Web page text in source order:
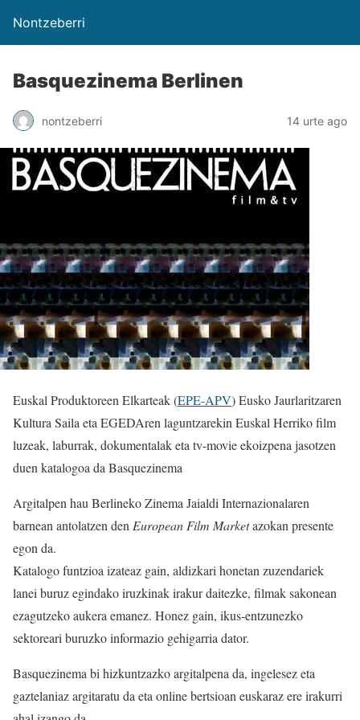
Nontzeberri
Basquezinema Berlinen
nontzeberri 14 urte ago
Euskal Produktoreen Elkarteak (EPE-APV) Eusko Jaurlaritzaren
Kultura Saila eta EGEDAren laguntzarekin Euskal Herriko film
luzeak, laburrak, dokumentalak eta tv-movie ekoizpena jasotzen
duen katalogoa da Basquezinema
Argitalpen hau Berlineko Zinema Jaialdi Internazionalaren
barnean antolatzen den European Film Marketazokan presente
egon da.
Katalogo funtzioa izateaz gain, aldizkari honetan zuzendariek
lanei buruz egindako iruzkinak irakur daitezke, filmak sakonean
ezagutzeko aukera emanez. Honez gain, ikus-entzunezko
sektoreari buruzko informazio gehigarria dator.
Basquezinema bi hizkuntzazko argitalpena da, ingelesez eta
gaztelaniaz argitaratu da eta online bertsioan euskaraz ere irakurri